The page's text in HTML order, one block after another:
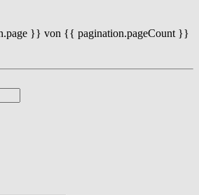
}} von {{ pagination.pageCount }}